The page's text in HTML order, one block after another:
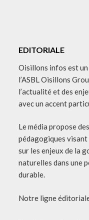
EDITORIALE
Oisillons infos est
l’ASBL Oisillons
l’actualité et des
avec un accent
Le média propose
pédagogiques
sur les enjeux de la
naturelles dans une
durable.
Notre ligne